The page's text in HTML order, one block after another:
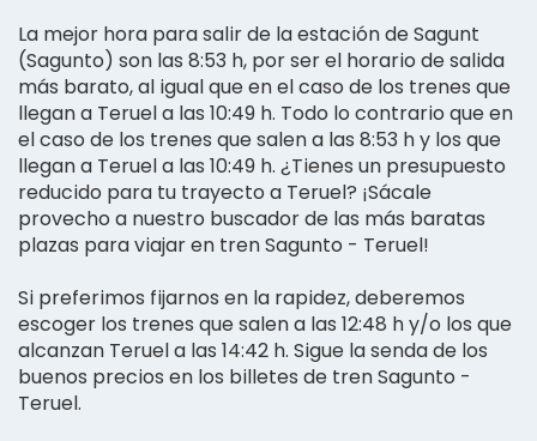
La mejor hora para salir de la estación de Sagunt
(Sagunto) son las 8:53 h, por ser el horario de salida
más barato, al igual que en el caso de los trenes que
llegan a Teruel a las 10:49 h. Todo lo contrario que en
el caso de los trenes que salen a las 8:53 h y los que
llegan a Teruel a las 10:49 h. ¿Tienes un presupuesto
reducido para tu trayecto a Teruel? ¡Sácale
provecho a nuestro buscador de las más baratas
plazas para viajar en tren Sagunto - Teruel!
Si preferimos fijarnos en la rapidez, deberemos
escoger los trenes que salen a las 12:48 h y/o los que
alcanzan Teruel a las 14:42 h. Sigue la senda de los
buenos precios en los billetes de tren Sagunto -
Teruel.